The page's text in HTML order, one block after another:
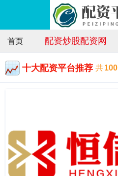
首页 配资炒股配资网
十大配资平台推荐 共100